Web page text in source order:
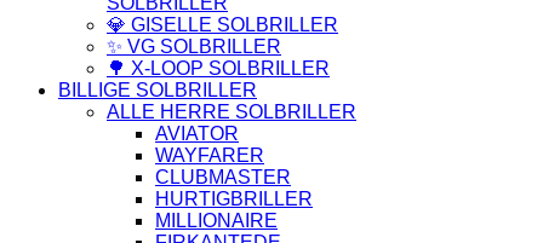
💎 GISELLE SOLBRILLER
✨ VG SOLBRILLER
🌳 X-LOOP SOLBRILLER
BILLIGE SOLBRILLER
ALLE HERRE SOLBRILLER
AVIATOR
WAYFARER
CLUBMASTER
HURTIGBRILLER
MILLIONAIRE